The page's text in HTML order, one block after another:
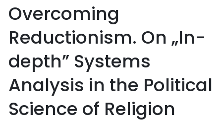
Overcoming
Reductionism. On „In-
depth” Systems
Analysis in the Political
Science of Religion